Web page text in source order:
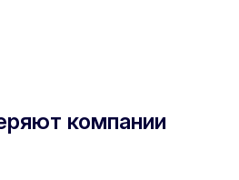
компании